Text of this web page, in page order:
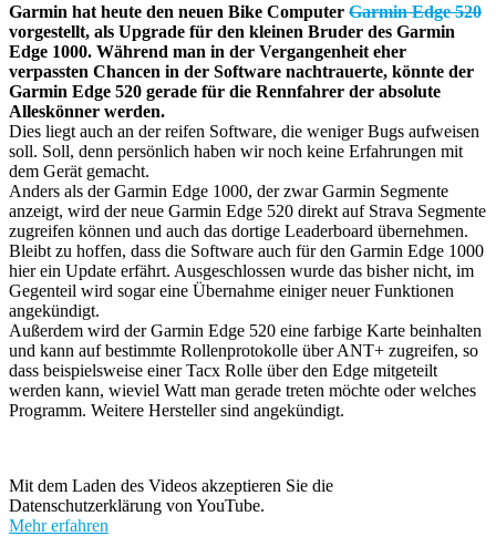
Garmin hat heute den neuen Bike Computer Garmin Edge 520
vorgestellt, als Upgrade für den kleinen Bruder des Garmin
Edge 1000. Während man in der Vergangenheit eher
verpassten Chancen in der Software nachtrauerte, könnte der
Garmin Edge 520 gerade für die Rennfahrer der absolute
Alleskönner werden.
Dies liegt auch an der reifen Software, die weniger Bugs aufweisen
soll. Soll, denn persönlich haben wir noch keine Erfahrungen mit
dem Gerät gemacht.
Anders als der Garmin Edge 1000, der zwar Garmin Segmente
anzeigt, wird der neue Garmin Edge 520 direkt auf Strava Segmente
zugreifen können und auch das dortige Leaderboard übernehmen.
Bleibt zu hoffen, dass die Software auch für den Garmin Edge 1000
hier ein Update erfährt. Ausgeschlossen wurde das bisher nicht, im
Gegenteil wird sogar eine Übernahme einiger neuer Funktionen
angekündigt.
Außerdem wird der Garmin Edge 520 eine farbige Karte beinhalten
und kann auf bestimmte Rollenprotokolle über ANT+ zugreifen, so
dass beispielsweise einer Tacx Rolle über den Edge mitgeteilt
werden kann, wieviel Watt man gerade treten möchte oder welches
Programm. Weitere Hersteller sind angekündigt.
Mit dem Laden des Videos akzeptieren Sie die
Datenschutzerklärung von YouTube.
Mehr erfahren